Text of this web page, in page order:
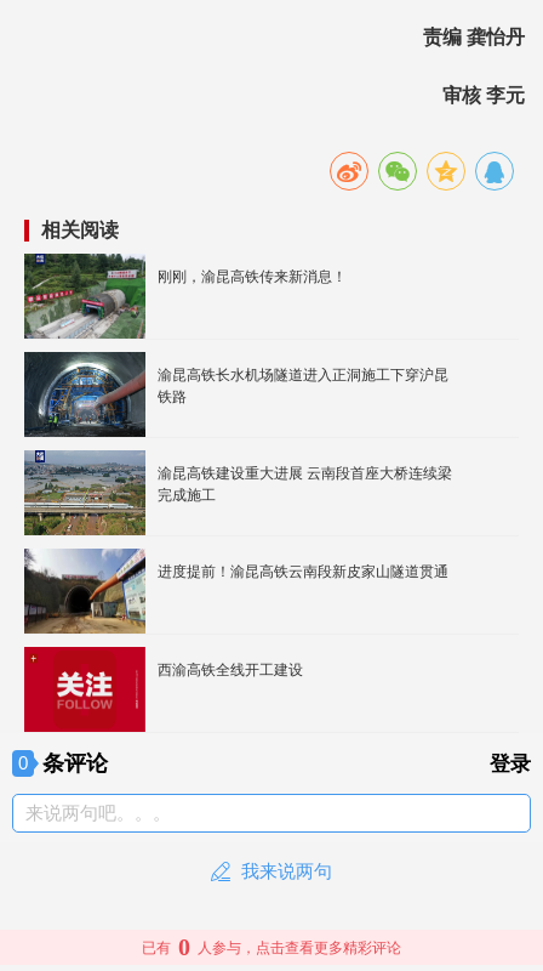
责编 龚怡丹
审核 李元
相关阅读
刚刚，渝昆高铁传来新消息！
渝昆高铁长水机场隧道进入正洞施工下穿沪昆
铁路
渝昆高铁建设重大进展 云南段首座大桥连续梁
完成施工
进度提前！渝昆高铁云南段新皮家山隧道贯通
西渝高铁全线开工建设
0 条评论 登录
来说两句吧。。。
我来说两句
已有 0 人参与，点击查看更多精彩评论